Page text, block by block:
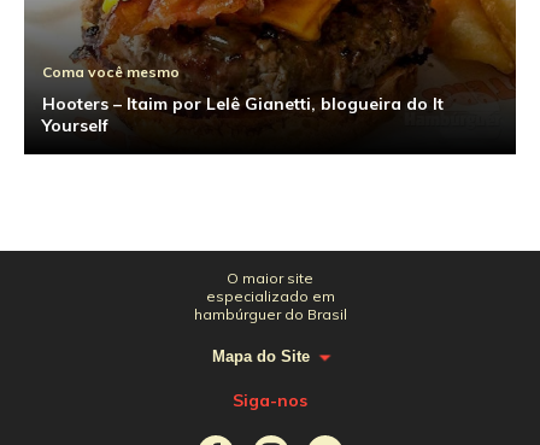
Coma você mesmo
Hooters – Itaim por Lelê Gianetti, blogueira do It
Yourself
O maior site
especializado em
hambúrguer do Brasil
Mapa do Site
Siga-nos